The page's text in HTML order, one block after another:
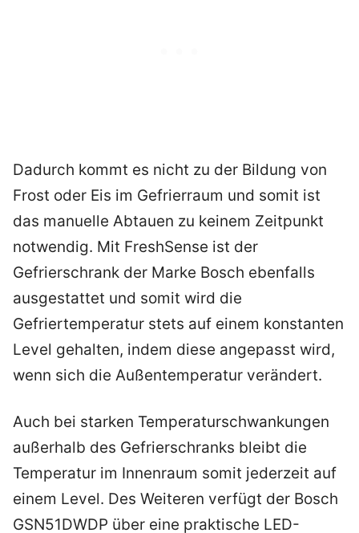
Dadurch kommt es nicht zu der Bildung von
Frost oder Eis im Gefrierraum und somit ist
das manuelle Abtauen zu keinem Zeitpunkt
notwendig. Mit FreshSense ist der
Gefrierschrank der Marke Bosch ebenfalls
ausgestattet und somit wird die
Gefriertemperatur stets auf einem konstanten
Level gehalten, indem diese angepasst wird,
wenn sich die Außentemperatur verändert.
Auch bei starken Temperaturschwankungen
außerhalb des Gefrierschranks bleibt die
Temperatur im Innenraum somit jederzeit auf
einem Level. Des Weiteren verfügt der Bosch
GSN51DWDP über eine praktische LED-